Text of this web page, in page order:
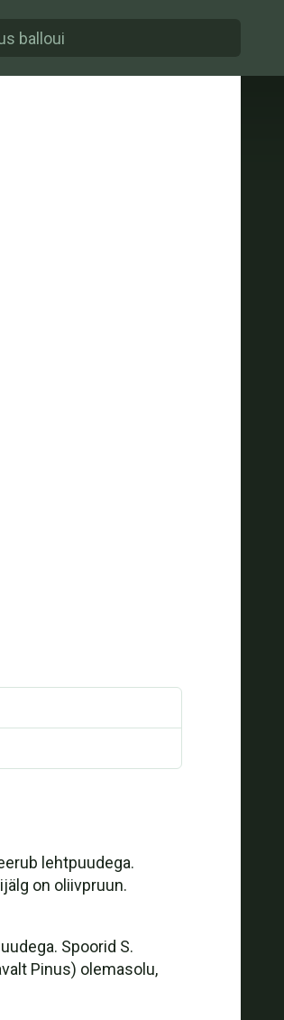
lehtpuudega.
on oliivpruun.
Spoorid S.
Pinus) olemasolu,